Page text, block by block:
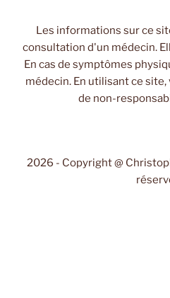
Les informations sur ce
consultation d'un médecin.
En cas de symptômes
médecin. En utilisant ce
de non-
2026 - Copyright @